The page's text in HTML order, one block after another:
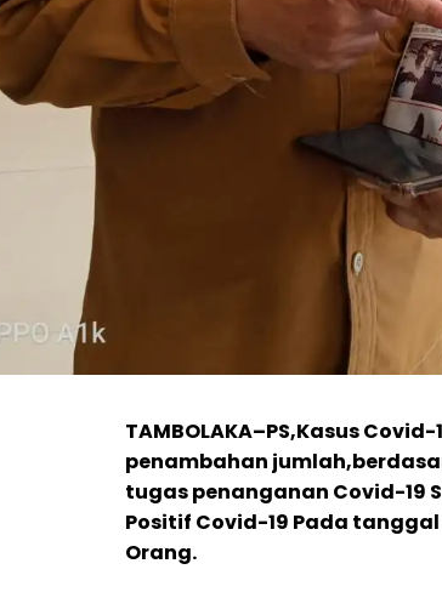
TAMBOLAKA–PS,Kasus
penambahan
tugas penanganan Covid-19
Positif Covid-19 Pada
Orang.